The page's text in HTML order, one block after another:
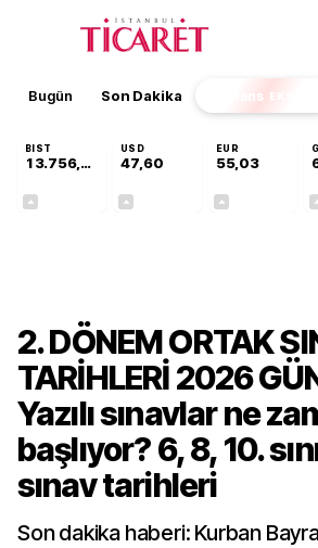
Bugün Son Dakika Finans EKSTRA
BIST
13.756,94
USD
47,60
EUR
55,03
2. DÖNEM ORTAK
TARİHLERİ 2026
Yazılı sınavlar ne
başlıyor? 6, 8, 10.
sınav tarihleri
Son dakika haberi: Kurban